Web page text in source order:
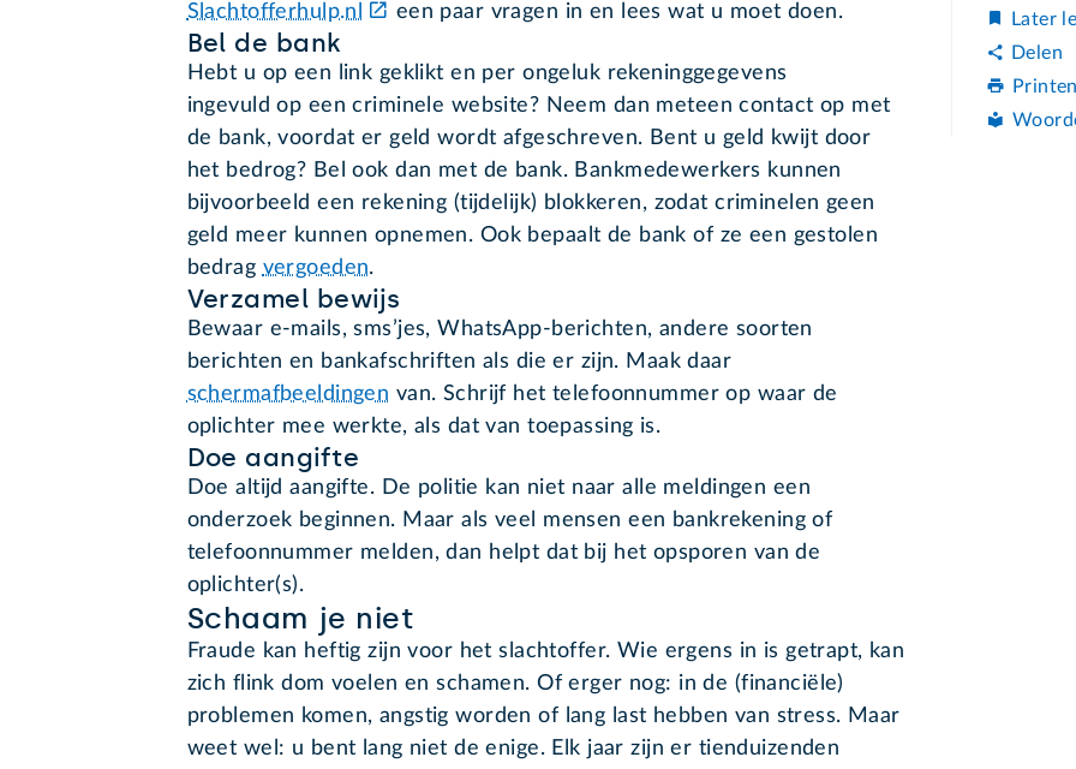
Slachtofferhulp.nl
een paar vragen in en lees wat u moet doen.
Bel de bank
Hebt u op een link geklikt en per ongeluk rekeninggegevens
ingevuld op een criminele website? Neem dan meteen contact op met
de bank, voordat er geld wordt afgeschreven. Bent u geld kwijt door
het bedrog? Bel ook dan met de bank. Bankmedewerkers kunnen
bijvoorbeeld een rekening (tijdelijk) blokkeren, zodat criminelen geen
geld meer kunnen opnemen. Ook bepaalt de bank of ze een gestolen
bedrag vergoeden.
Verzamel bewijs
Bewaar e-mails, sms’jes, WhatsApp-berichten, andere soorten
berichten en bankafschriften als die er zijn. Maak daar
schermafbeeldingen van. Schrijf het telefoonnummer op waar de
oplichter mee werkte, als dat van toepassing is.
Doe aangifte
Doe altijd aangifte. De politie kan niet naar alle meldingen een
onderzoek beginnen. Maar als veel mensen een bankrekening of
telefoonnummer melden, dan helpt dat bij het opsporen van de
oplichter(s).
Schaam je niet
Fraude kan heftig zijn voor het slachtoffer. Wie ergens in is getrapt, kan
zich flink dom voelen en schamen. Of erger nog: in de (financiële)
problemen komen, angstig worden of lang last hebben van stress. Maar
weet wel: u bent lang niet de enige. Elk jaar zijn er tienduizenden
Later
Delen